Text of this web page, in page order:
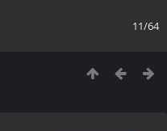
11/64